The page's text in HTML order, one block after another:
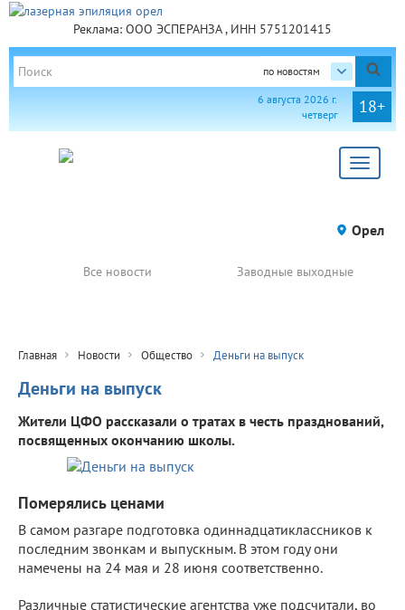
Реклама: ООО ЭСПЕРАНЗА , ИНН 5751201415
по новостям
18+
6 августа 2026 г.
четверг
Toggle
Орел
Все новости Заводные выходные
Главная Новости Общество Деньги на выпуск
Деньги на выпуск
Жители ЦФО рассказали о тратах в честь празднований,
посвященных окончанию школы.
Померялись ценами
В самом разгаре подготовка одиннадцатиклассников к
последним звонкам и выпускным. В этом году они
намечены на 24 мая и 28 июня соответственно.
Различные статистические агентства уже подсчитали, во